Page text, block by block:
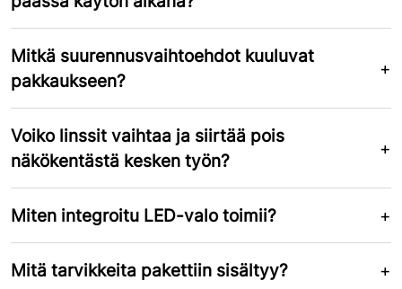
Mitkä suurennusvaihtoehdot kuuluvat
pakkaukseen?
Voiko linssit vaihtaa ja siirtää pois
näkökentästä kesken työn?
Miten integroitu LED-valo toimii?
Mitä tarvikkeita pakettiin sisältyy?